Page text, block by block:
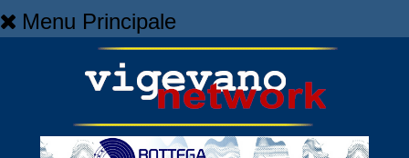
Menu Principale
NEWS